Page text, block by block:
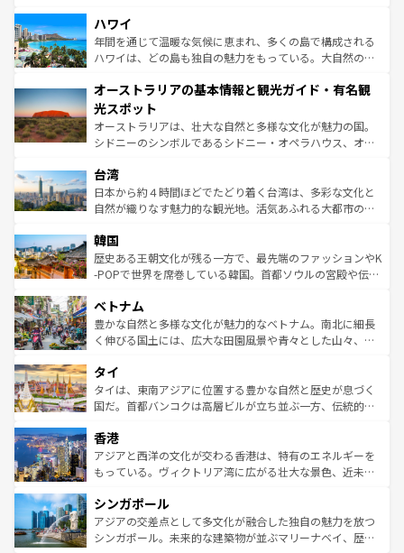
着のスイス情報は
のような巨大都市は、観光、ショッピング、エンターテイ
ンメントが詰まった刺激的なスポットだ。一方、アメリカ
西部には大自然が広がり、グランドキャニオンやイエロー
部のニューオーリンズでは、音楽と美食が融合した独特の
文化が魅力。旅行者はアメリカの各地域で異なる魅力を楽
しみながら、その多様性と豊かな歴史を感じることができ
るだろう。車でのロードトリップや列車の旅も、アメリカ
情報は
ハワイ
年間を通じて温暖な気候に恵まれ、多くの島で構成される
ハワイは、どの島も独自の魅力をもっている。大自然の神
ワイ島は見逃せない。また、定番の観光地といえばオアフ
島だが、静かな自然を求めるならマウイ島やカウアイ島が
おすすめ。エメラルドグリーンに輝く海をはじめ、豊かな
文化や歴史が息づいている。「アロハスピリット」と呼ば
人々、おいしいローカルフードやハワイアンミュージッ
ク、伝統的なフラダンスなど、すべてがハワイの魅力を彩
っている。訪れるたびに新しい発見と感動が待っているハ
はコンテンツ一覧
オーストラリアの基本情報と観光ガイド・有名観
光スポット
オーストラリアは、壮大な自然と多様な文化が魅力の国。
シドニーのシンボルであるシドニー・オペラハウス、オー
リアリーフや大陸中央部にそびえるウルル（エアーズロッ
ク）、タスマニアの美しい原生林やケアンズの熱帯雨林な
ど、見どころがたくさん。また、カフェやワイン、オージ
いる。アクティビティも充実しており、サーフィンやダイ
ビング、ハイキングなど、アウトドア好きにはたまらな
い。オーストラリアの多彩な魅力を存分に味わいつくそ
参照してほしい。
台湾
日本から約４時間ほどでたどり着く台湾は、多彩な文化と
自然が織りなす魅力的な観光地。活気あふれる大都市の台
ン）、静ひつな山岳地帯である台湾東部など、都市の喧騒
と山間の静けさが共存しており、訪れる人に新しい発見と
驚きをもたらしてくれる。また、奥深い台湾の食文化も魅
容にもいいと評判のスイーツなど、バラエティ豊かな料理
が味わえる。 なお、新着の台湾情報は コンテンツ一覧を参
照してほしい。
韓国
歴史ある王朝文化が残る一方で、最先端のファッションやK
-POPで世界を席巻している韓国。首都ソウルの宮殿や伝統
き、地方に足を延ばせば四季折々の自然美を楽しむことが
できる。そして、キムチや焼肉、絶品のストリートフード
まで、さまざまな韓国料理が待っている。夜には、韓国な
リティに包まれながら、韓国の多彩な魅力を心ゆくまで味
わってみてほしい。 なお、新着の韓国情報はコンテンツ一
覧を参照してほしい。
ベトナム
豊かな自然と多様な文化が魅力的なベトナム。南北に細長
く伸びる国土には、広大な田園風景や青々とした山々、世
急速な発展と共に伝統が息づく。ハノイの古い町並みやホ
ーチミン市のフランス統治時代の建物も、独特の雰囲気を
醸し出している。また、バラエティの豊かさとおいしさで
とつ。フォーやバインミー、ベトナムコーヒーなどは、ぜ
ひ現地で味わいたい。どの地域を訪れてもあたたかい人々
が旅行者を迎えてくれるので、きっと忘れられない旅にな
参照してほしい。
タイ
タイは、東南アジアに位置する豊かな自然と歴史が息づく
国だ。首都バンコクは高層ビルが立ち並ぶ一方、伝統的な
の活気が交差している。北部ではチェンマイなどの山岳地
帯で自然と触れ合い、南部ではプーケットやクラビの美し
いビーチでリゾート気分を楽しむことができる。タイ料理
激する。気候は一年中温暖で、どの季節にも異なる楽しみ
が待っている。親しみやすいタイの人々、仏教を中心とし
た文化、そして多様な観光資源が、訪れる旅人を魅了し続
香港
アジアと西洋の文化が交わる香港は、特有のエネルギーを
もっている。ヴィクトリア湾に広がる壮大な景色、近未来
み、どこを訪れても感動するはず。観光スポットが密集し
ており、効率よく見どころを回れるのも魅力。息をのむよ
うな絶景から文化的な体験まで、香港を存分に楽しみ尽く
シンガポール
アジアの交差点として多文化が融合した独自の魅力を放つ
シンガポール。未来的な建築物が並ぶマリーナベイ、歴史